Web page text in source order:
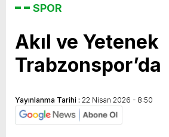
SPOR
Akıl ve Yetenek
Trabzonspor’da
Yayınlanma Tarihi : 22 Nisan 2026 - 8:50